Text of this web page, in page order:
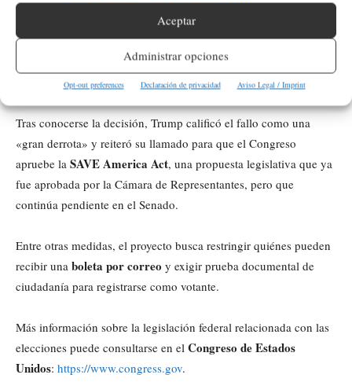
Aceptar
Administrar opciones
Opt-out preferences Declaración de privacidad Aviso Legal / Imprint
El caso forma parte de una serie de impugnaciones promovidas
por el presidenteDonald Trumpcontra la expansión delvoto
, un sistema que el mandatario ha cuestionado
repetidamente desde las elecciones presidenciales de 2020.
Tras conocerse la decisión, Trump calificó el fallo como una
«gran derrota» y reiteró su llamado para que el Congreso
apruebe la SAVE America Act, una propuesta legislativa que ya
fue aprobada por la Cámara de Representantes, pero que
continúa pendiente en el Senado.
Entre otras medidas, el proyecto busca restringir quiénes pueden
recibir una boleta por correo y exigir prueba documental de
ciudadanía para registrarse como votante.
Más información sobre la legislación federal relacionada con las
elecciones puede consultarse en el Congreso de Estados
Unidos: https://www.congress.gov.